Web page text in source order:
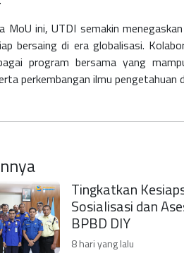
MoU ini, UTDI semakin
bersaing di era globalisasi.
program bersama yang
perkembangan ilmu pengetahuan
Tingkatkan
Sosialisasi dan
BPBD DIY
8 hari yang lalu